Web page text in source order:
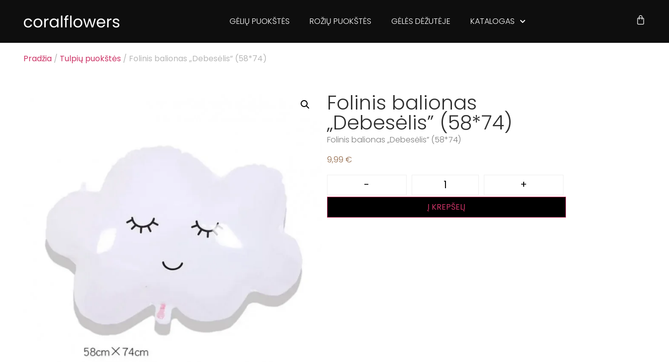
GĖLIŲ PUOKŠTĖS ROŽIŲ PUOKŠTĖS GĖLĖS DĖŽUTĖJE KATALOGAS
Pradžia / Tulpių puokštės / Folinis balionas „Debesėlis” (58*74)
Folinis balionas
„Debesėlis” (58*74)
Folinis balionas „Debesėlis” (58*74)
9,99 €
- +
Į KREPŠELĮ